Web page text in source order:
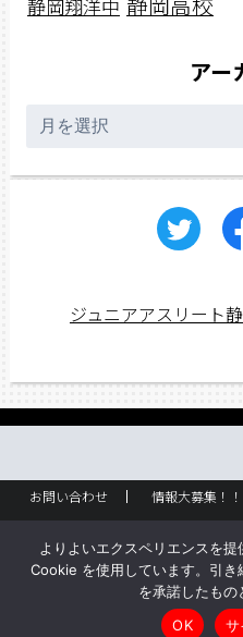
静岡翔洋中
アー
ー
ジュニアアスリート
お問い合わせ 情報大募集！！
企業情報
創刊のご挨拶
Copyright © ジュニアアス
よりよいエクスペリエンスを
Cookie を使用しています。引
を承諾したもの
OK
サ